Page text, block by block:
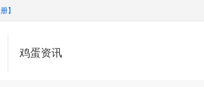
】
鸡蛋资讯